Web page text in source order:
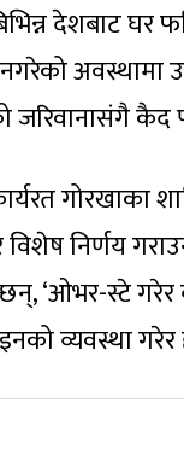
देशबाट घर
अवस्थामा
कैद
गोरखाका
विशेष निर्णय
‘ओभर-स्टे
व्यवस्था